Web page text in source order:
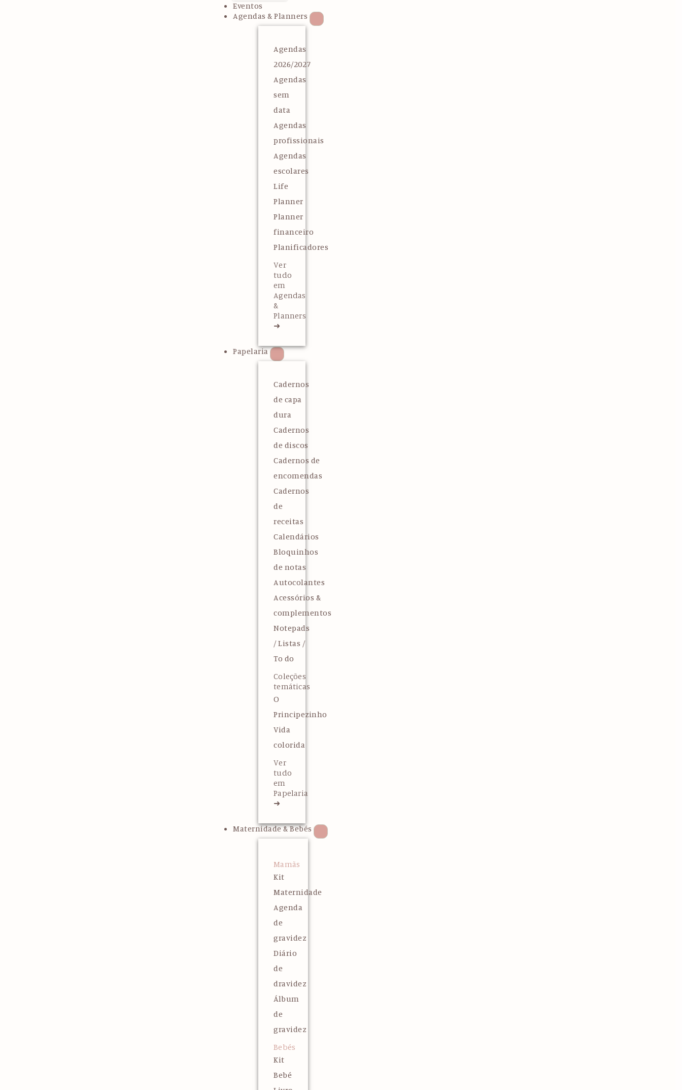
Eventos
Agendas & Planners
Agendas
2026/2027
Agendas
sem
data
Agendas
profissionais
Agendas
escolares
Life
Planner
Planner
financeiro
Planificadores
Ver
tudo
em
Agendas
&
Planners
➜
Papelaria
Cadernos
de capa
dura
Cadernos
de discos
Cadernos de
encomendas
Cadernos
de
receitas
Calendários
Bloquinhos
de notas
Autocolantes
Acessórios &
complementos
Notepads
/ Listas /
To do
Coleções
temáticas
O
Principezinho
Vida
colorida
Ver
tudo
em
Papelaria
➜
Maternidade & Bebés
Mamãs
Kit
Maternidade
Agenda
de
gravidez
Diário
de
dravidez
Álbum
de
gravidez
Bebés
Kit
Bebé